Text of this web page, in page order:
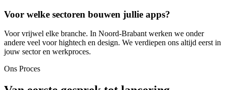
Voor welke sectoren bouwen jullie apps?
Voor vrijwel elke branche. In Noord-Brabant werken we onder
andere veel voor hightech en design. We verdiepen ons altijd eerst in
jouw sector en werkproces.
Ons Proces